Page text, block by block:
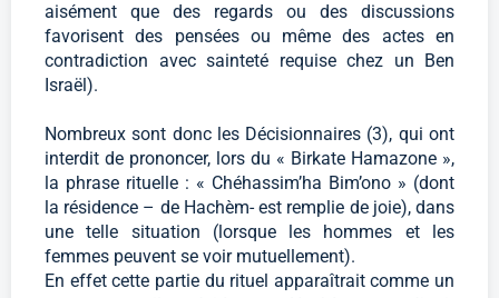
aisément que des regards ou des discussions
favorisent des pensées ou même des actes en
contradiction avec sainteté requise chez un Ben
Israël).
Nombreux sont donc les Décisionnaires (3), qui ont
interdit de prononcer, lors du « Birkate Hamazone »,
la phrase rituelle : « Chéhassim’ha Bim’ono » (dont
la résidence – de Hachèm- est remplie de joie), dans
une telle situation (lorsque les hommes et les
femmes peuvent se voir mutuellement).
En effet cette partie du rituel apparaîtrait comme un